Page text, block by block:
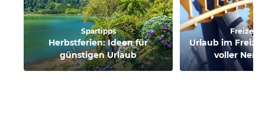
Spartipps
Herbstferien: Ideen für
günstigen Urlaub
Urlaub im
voller